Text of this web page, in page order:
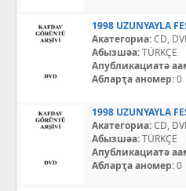
1998 UZUNYAYLA
Акатегориа:CD,
Абызшәа:TÜRKÇE
Апубликациатә
Абларҭа аномер:0
1998 UZUNYAYLA
Акатегориа:CD,
Абызшәа:TÜRKÇE
Апубликациатә
Абларҭа аномер:0